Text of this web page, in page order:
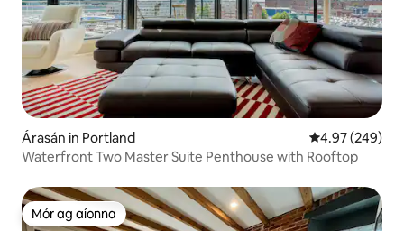
Árasán in Portland Meánrátáil
4.97 (249)
Waterfront Two Master Suite Penthouse with Rooftop
Mór ag aíonna
Mór ag aíonna